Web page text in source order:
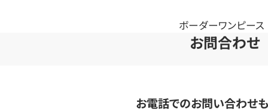
ボーダーワンピース
お問合わせ
お電話でのお問い合わせ